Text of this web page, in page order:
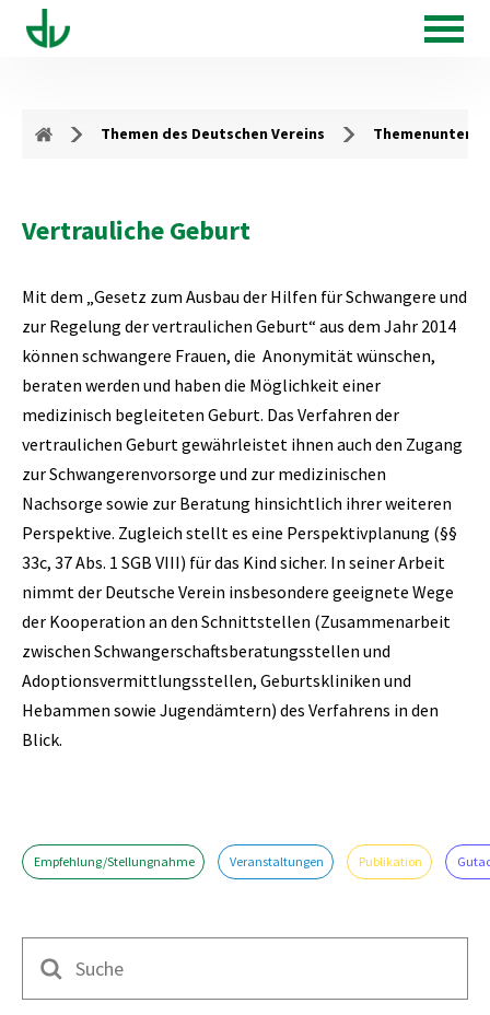
Themen des Deutschen Vereins
Vertrauliche Geburt
Mit dem „Gesetz zum Ausbau der Hilfen für Schwangere und
zur Regelung der vertraulichen Geburt“ aus dem Jahr 2014
können schwangere Frauen, die Anonymität wünschen,
beraten werden und haben die Möglichkeit einer
medizinisch begleiteten Geburt. Das Verfahren der
vertraulichen Geburt gewährleistet ihnen auch den Zugang
zur Schwangerenvorsorge und zur medizinischen
Nachsorge sowie zur Beratung hinsichtlich ihrer weiteren
Perspektive. Zugleich stellt es eine Perspektivplanung (§§
33c, 37 Abs. 1 SGB VIII) für das Kind sicher. In seiner Arbeit
nimmt der Deutsche Verein insbesondere geeignete Wege
der Kooperation an den Schnittstellen (Zusammenarbeit
zwischen Schwangerschaftsberatungsstellen und
Adoptionsvermittlungsstellen, Geburtskliniken und
Hebammen sowie Jugendämtern) des Verfahrens in den
Blick.
Empfehlung/Stellungnahme Veranstaltungen Publikation
Suche